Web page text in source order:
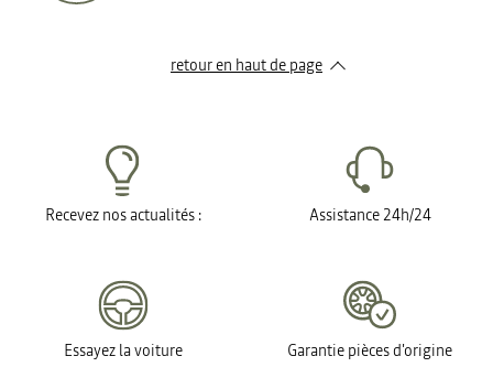
retour en haut de page​
Recevez nos actualités : Assistance 24h/24
Essayez la voiture Garantie pièces d'origine